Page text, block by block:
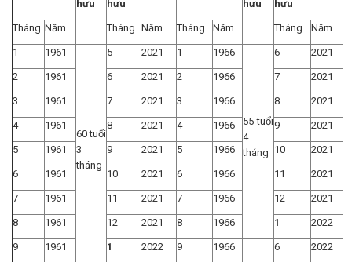
hưu
hưu
hưu
hưu
Tháng Năm Tháng Năm Tháng Năm Tháng Năm
1 1961
60 tuổi
3
tháng
5 2021 1 1966
55 tuổi
4
tháng
6 2021
2 1961 6 2021 2 1966 7 2021
3 1961 7 2021 3 1966 8 2021
4 1961 8 2021 4 1966 9 2021
5 1961 9 2021 5 1966 10 2021
6 1961 10 2021 6 1966 11 2021
7 1961 11 2021 7 1966 12 2021
8 1961 12 2021 8 1966 1 2022
9 1961 1 2022 9 1966 6 2022